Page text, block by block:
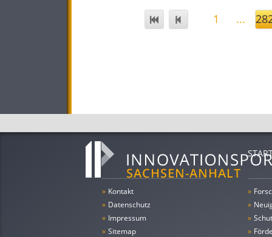
1 ...
» Kontakt
» Datenschutz
» Impressum
» Sitemap
»
»
»
»